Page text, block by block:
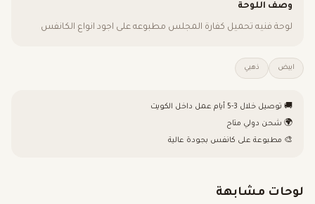
وصف اللوحة
لوحة فنيه تحميل كفارة المجلس مطبوعه على اجود انواع الكانفس
ابيض ذهبي
🚚 توصيل خلال 3-5 أيام عمل داخل الكويت
🌍 شحن دولي متاح
🎨 مطبوعة على كانفس بجودة عالية
لوحات مشابهة